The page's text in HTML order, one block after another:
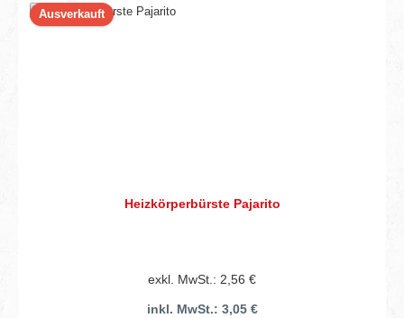
Ausverkauft
Heizkörperbürste Pajarito
exkl. MwSt.: 2,56 €
inkl. MwSt.: 3,05 €